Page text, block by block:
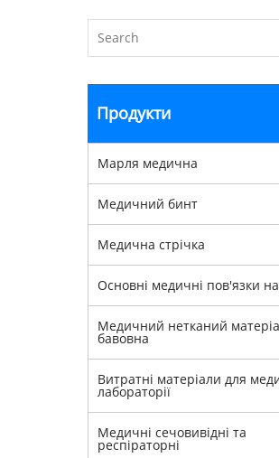
Продукти
Марля медична
Медичний бинт
Медична стрічка
Основні медичні пов'язки
Медичний нетканий
бавовна
Витратні матеріали для
лабораторії
Медичні сечовивідні та
респіраторні